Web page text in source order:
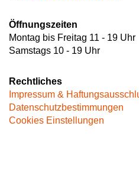
Öffnungszeiten
Montag bis Freitag 11 - 19 Uhr
Samstags 10 - 19 Uhr
Rechtliches
Impressum &
Datenschutzbestimmungen
Cookies Einstellungen